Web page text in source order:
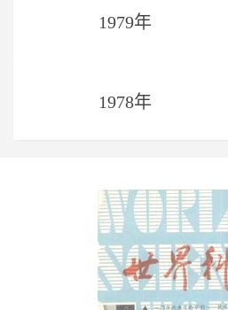
1979年
1978年